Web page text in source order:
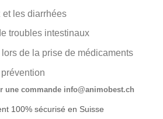
et les diarrhées
troubles intestinaux
de la prise de médicaments
une commande info@animobest.ch
100% sécurisé en Suisse